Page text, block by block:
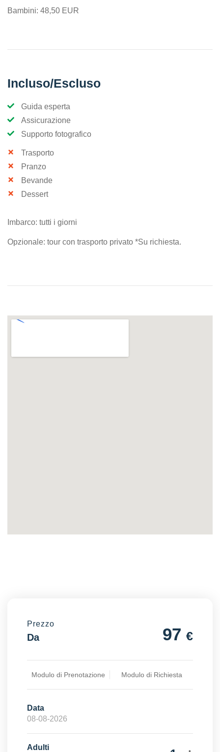
Bambini: 48,50 EUR
Incluso/Escluso
Guida esperta
Assicurazione
Supporto fotografico
Trasporto
Pranzo
Bevande
Dessert
Imbarco: tutti i giorni
Opzionale: tour con trasporto privato *Su richiesta.
Prezzo
Da 97 €
Modulo di Prenotazione Modulo di Richiesta
Data
Adulti